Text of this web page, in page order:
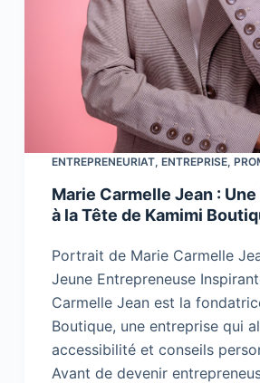
ENTREPRENEURIAT, ENTREPRISE,
Marie Carmelle Jean :
à la Tête de Kamimi
Portrait de Marie Carmelle
Jeune Entrepreneuse
Carmelle Jean est la
Boutique, une entreprise qui
accessibilité et conseils
Avant de devenir